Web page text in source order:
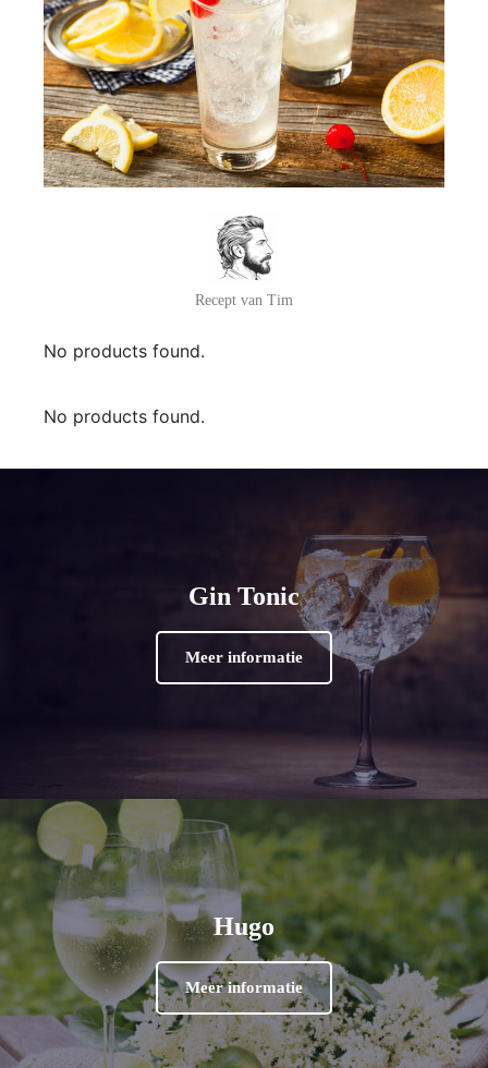
Recept van Tim
No products found.
No products found.
Gin Tonic
Meer informatie
Hugo
Meer informatie